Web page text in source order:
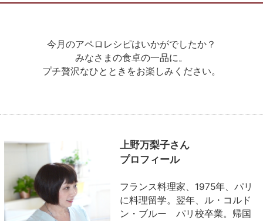
今月のアペロレシピはいかがでしたか？
みなさまの食卓の一品に。
プチ贅沢なひとときをお楽しみください。
上野万梨子さん
プロフィール
フランス料理家、1975年、パリ
に料理留学。翌年、ル・コルド
ン・ブルー パリ校卒業。帰国